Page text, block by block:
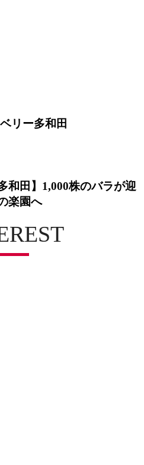
リー多和田
和田】1,000株のバラが迎
楽園へ